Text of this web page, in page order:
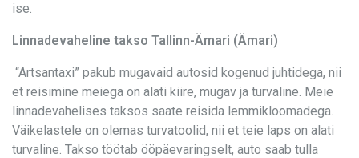
ise.
Linnadevaheline takso Tallinn-Ämari (Ämari)
“Artsantaxi” pakub mugavaid autosid kogenud juhtidega, nii
et reisimine meiega on alati kiire, mugav ja turvaline. Meie
linnadevahelises taksos saate reisida lemmikloomadega.
Väikelastele on olemas turvatoolid, nii et teie laps on alati
turvaline. Takso töötab ööpäevaringselt, auto saab tulla